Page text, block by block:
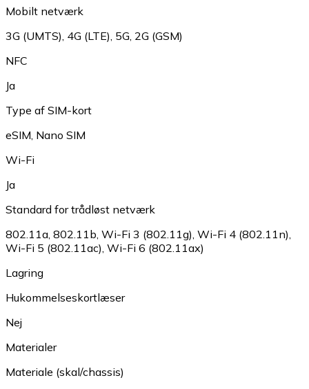
Mobilt netværk
3G (UMTS), 4G (LTE), 5G, 2G (GSM)
NFC
Ja
Type af SIM-kort
eSIM, Nano SIM
Wi-Fi
Ja
Standard for trådløst netværk
802.11a, 802.11b, Wi-Fi 3 (802.11g), Wi-Fi 4 (802.11n),
Wi-Fi 5 (802.11ac), Wi-Fi 6 (802.11ax)
Lagring
Hukommelseskortlæser
Nej
Materialer
Materiale (skal/chassis)